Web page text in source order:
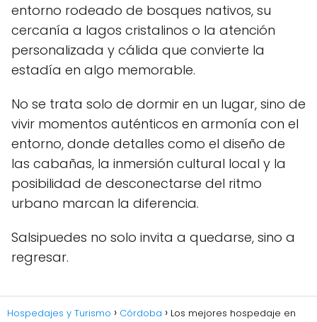
entorno rodeado de bosques nativos, su
cercanía a lagos cristalinos o la atención
personalizada y cálida que convierte la
estadía en algo memorable.
No se trata solo de dormir en un lugar, sino de
vivir momentos auténticos en armonía con el
entorno, donde detalles como el diseño de
las cabañas, la inmersión cultural local y la
posibilidad de desconectarse del ritmo
urbano marcan la diferencia.
Salsipuedes no solo invita a quedarse, sino a
regresar.
Hospedajes y Turismo Córdoba Los mejores hospedaje en